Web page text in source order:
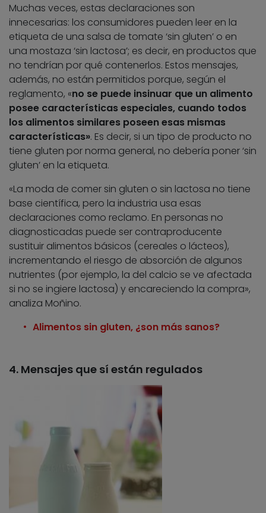
Muchas veces, estas declaraciones son
innecesarias: los consumidores pueden leer en la
etiqueta de una salsa de tomate ‘sin gluten’ o en
una mostaza ‘sin lactosa’; es decir, en productos que
no tendrían por qué contenerlos. Estos mensajes,
además, no están permitidos porque, según el
reglamento, «no se puede insinuar que un alimento
posee características especiales, cuando todos
los alimentos similares poseen esas mismas
características». Es decir, si un tipo de producto no
tiene gluten por norma general, no debería poner ‘sin
gluten’ en la etiqueta.
«La moda de comer sin gluten o sin lactosa no tiene
base científica, pero la industria usa esas
declaraciones como reclamo. En personas no
diagnosticadas puede ser contraproducente
sustituir alimentos básicos (cereales o lácteos),
incrementando el riesgo de absorción de algunos
nutrientes (por ejemplo, la del calcio se ve afectada
si no se ingiere lactosa) y encareciendo la compra»,
analiza Moñino.
Alimentos sin gluten, ¿son más sanos?
4. Mensajes que sí están regulados